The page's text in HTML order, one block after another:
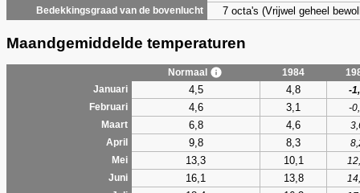
Bedekkingsgraad van de bovenlucht 7 octa's (Vrijwel geheel
Maandgemiddelde temperaturen
Normaal 1984
Januari
4,5 4,8
-
Februari
4,6 3,1
-
Maart
6,8 4,6
April
9,8 8,3
Mei
13,3 10,1
Juni
16,1 13,8